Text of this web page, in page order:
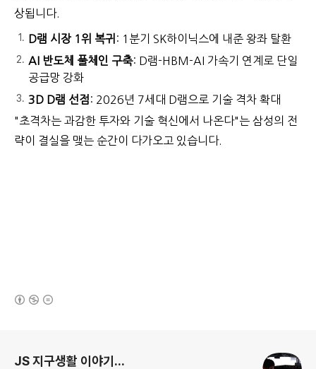
상됩니다.
D램 시장 1위 복귀 : 1분기 SK하이닉스에 내준 왕좌 탈환
AI 반도체 풀체인 구축: D램-HBM-AI 가속기 연계로 단일
공급망 강화
3D D램 선점: 2026년 7세대 D램으로 기술 격차 확대
"초격차는 과감한 투자와 기술 혁신에서 나온다"는 삼성의 전
략이 결실을 맺는 순간이 다가오고 있습니다.
JS 지구생활 이야기...